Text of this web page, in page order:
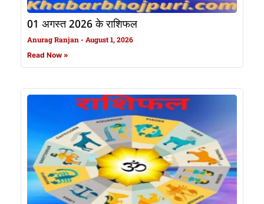
01 अगस्त 2026 के राशिफल
Anurag Ranjan August 1, 2026
Read Now »